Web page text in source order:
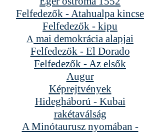
Felfedezők - Atahualpa kincse
Felfedezők - kipu
A mai demokrácia alapjai
Felfedezők - El Dorado
Felfedezők - Az elsők
Augur
Képrejtvények
Hidegháború - Kubai
rakétaválság
A Minótaurusz nyomában -